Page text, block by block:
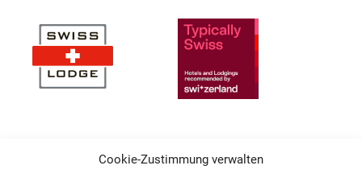
Cookie-Zustimmung verwalten